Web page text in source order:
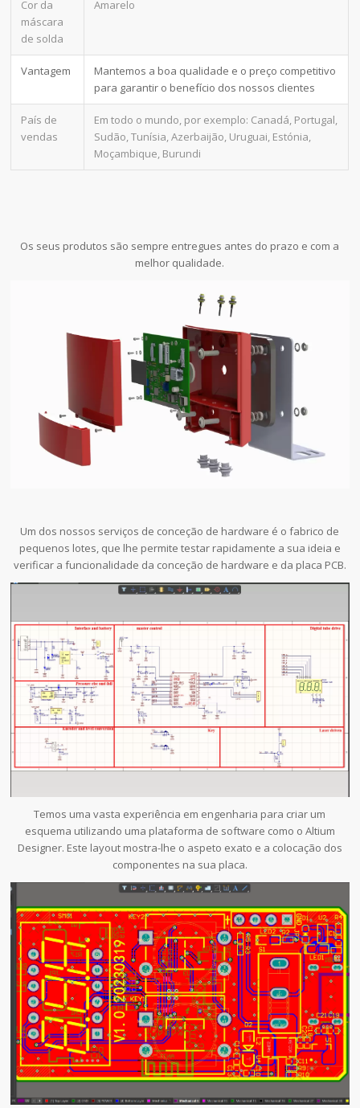
Cor da
máscara
de solda
Amarelo
Vantagem
Mantemos a boa qualidade e o preço competitivo
para garantir o benefício dos nossos clientes
País de
vendas
Em todo o mundo, por exemplo: Canadá, Portugal,
Sudão, Tunísia, Azerbaijão, Uruguai, Estónia,
Moçambique, Burundi
Os seus produtos são sempre entregues antes do prazo e com a
melhor qualidade.
Um dos nossos serviços de conceção de hardware é o fabrico de
pequenos lotes, que lhe permite testar rapidamente a sua ideia e
verificar a funcionalidade da conceção de hardware e da placa PCB.
Temos uma vasta experiência em engenharia para criar um
esquema utilizando uma plataforma de software como o Altium
Designer. Este layout mostra-lhe o aspeto exato e a colocação dos
componentes na sua placa.